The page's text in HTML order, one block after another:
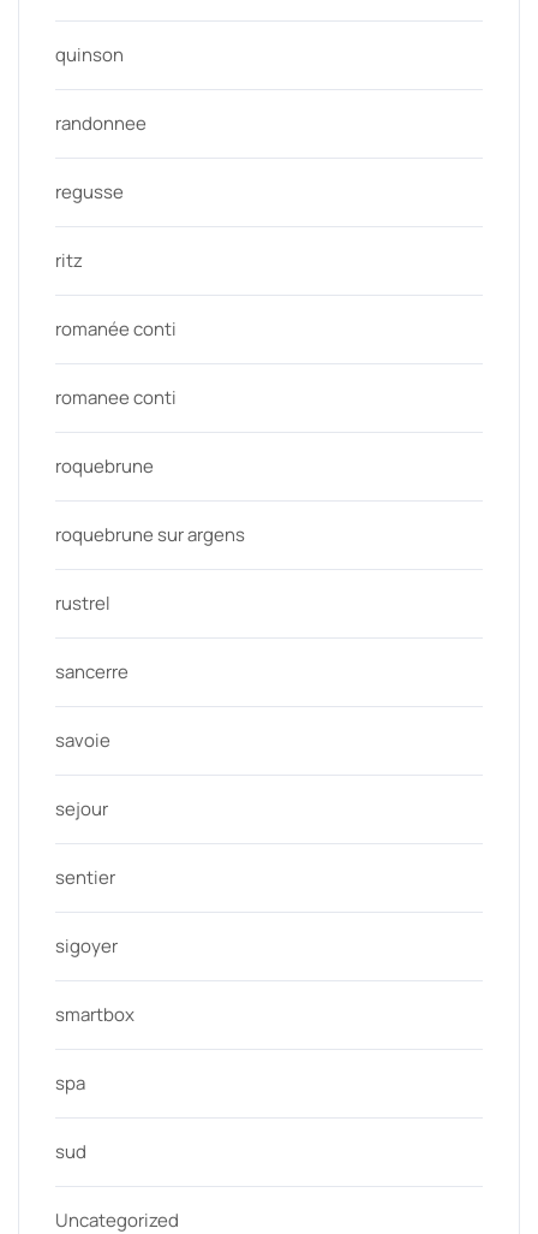
quinson
randonnee
regusse
ritz
romanée conti
romanee conti
roquebrune
roquebrune sur argens
rustrel
sancerre
savoie
sejour
sentier
sigoyer
smartbox
spa
sud
Uncategorized